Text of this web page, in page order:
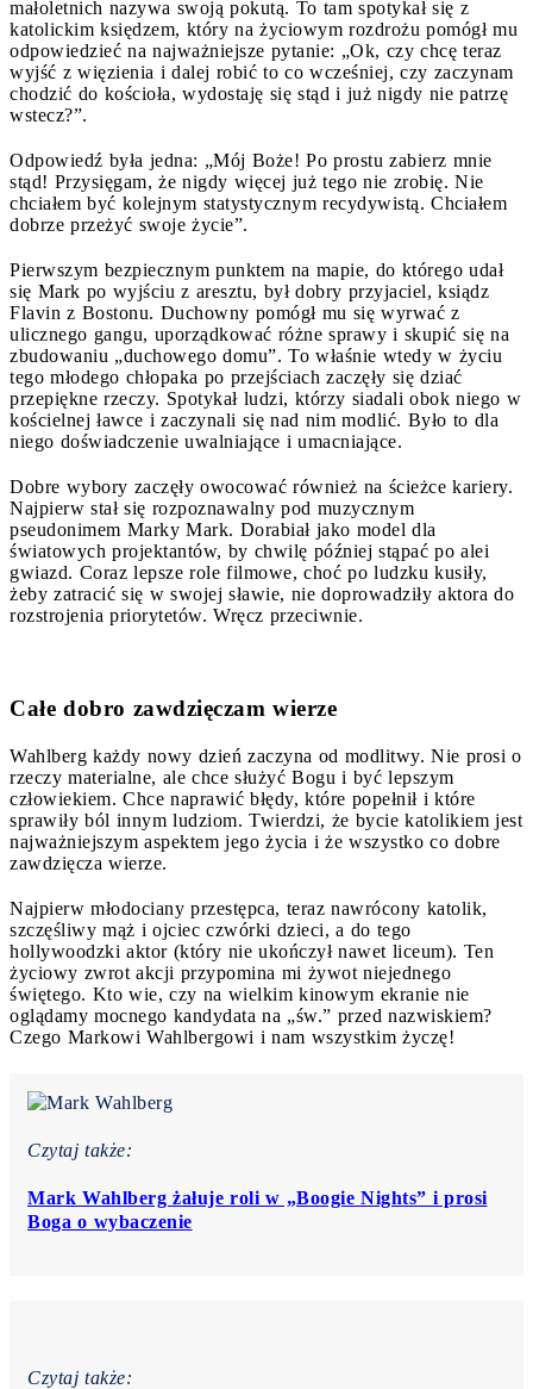
małoletnich nazywa swoją pokutą. To tam spotykał się z
katolickim księdzem, który na życiowym rozdrożu pomógł mu
odpowiedzieć na najważniejsze pytanie: „Ok, czy chcę teraz
wyjść z więzienia i dalej robić to co wcześniej, czy zaczynam
chodzić do kościoła, wydostaję się stąd i już nigdy nie patrzę
wstecz?”.
Odpowiedź była jedna: „Mój Boże! Po prostu zabierz mnie
stąd! Przysięgam, że nigdy więcej już tego nie zrobię. Nie
chciałem być kolejnym statystycznym recydywistą. Chciałem
dobrze przeżyć swoje życie”.
Pierwszym bezpiecznym punktem na mapie, do którego udał
się Mark po wyjściu z aresztu, był dobry przyjaciel, ksiądz
Flavin z Bostonu. Duchowny pomógł mu się wyrwać z
ulicznego gangu, uporządkować różne sprawy i skupić się na
zbudowaniu „duchowego domu”. To właśnie wtedy w życiu
tego młodego chłopaka po przejściach zaczęły się dziać
przepiękne rzeczy. Spotykał ludzi, którzy siadali obok niego w
kościelnej ławce i zaczynali się nad nim modlić. Było to dla
niego doświadczenie uwalniające i umacniające.
Dobre wybory zaczęły owocować również na ścieżce kariery.
Najpierw stał się rozpoznawalny pod muzycznym
pseudonimem Marky Mark. Dorabiał jako model dla
światowych projektantów, by chwilę później stąpać po alei
gwiazd. Coraz lepsze role filmowe, choć po ludzku kusiły,
żeby zatracić się w swojej sławie, nie doprowadziły aktora do
rozstrojenia priorytetów. Wręcz przeciwnie.
Całe dobro zawdzięczam wierze
Wahlberg każdy nowy dzień zaczyna od modlitwy. Nie prosi o
rzeczy materialne, ale chce służyć Bogu i być lepszym
człowiekiem. Chce naprawić błędy, które popełnił i które
sprawiły ból innym ludziom. Twierdzi, że bycie katolikiem jest
najważniejszym aspektem jego życia i że wszystko co dobre
zawdzięcza wierze.
Najpierw młodociany przestępca, teraz nawrócony katolik,
szczęśliwy mąż i ojciec czwórki dzieci, a do tego
hollywoodzki aktor (który nie ukończył nawet liceum). Ten
życiowy zwrot akcji przypomina mi żywot niejednego
świętego. Kto wie, czy na wielkim kinowym ekranie nie
oglądamy mocnego kandydata na „św.” przed nazwiskiem?
Czego Markowi Wahlbergowi i nam wszystkim życzę!
Czytaj także:
Mark Wahlberg żałuje roli w „Boogie Nights” i prosi
Boga o wybaczenie
Czytaj także: